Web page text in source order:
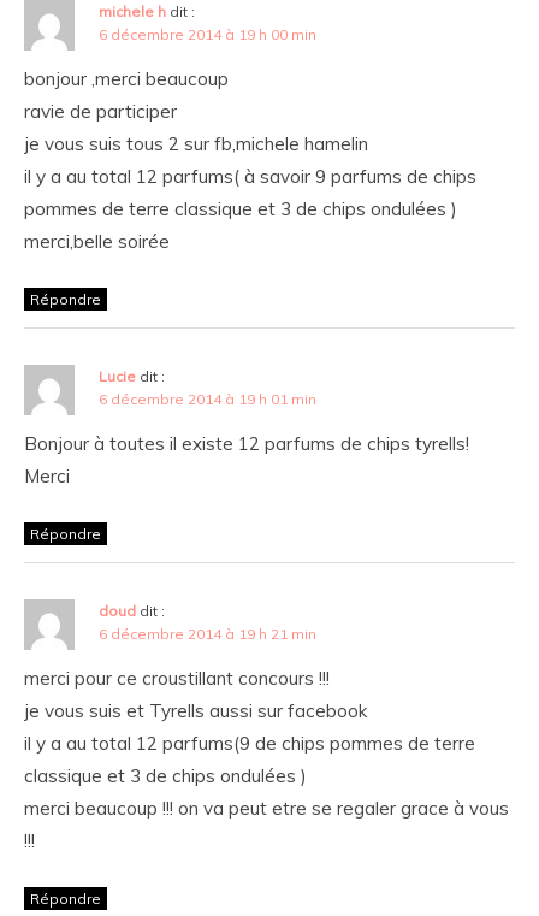
michele h dit :
6 décembre 2014 à 19 h 00 min
bonjour ,merci beaucoup
ravie de participer
je vous suis tous 2 sur fb,michele hamelin
il y a au total 12 parfums( à savoir 9 parfums de chips
pommes de terre classique et 3 de chips ondulées )
merci,belle soirée
Répondre
Lucie dit :
6 décembre 2014 à 19 h 01 min
Bonjour à toutes il existe 12 parfums de chips tyrells!
Merci
Répondre
doud dit :
6 décembre 2014 à 19 h 21 min
merci pour ce croustillant concours !!!
je vous suis et Tyrells aussi sur facebook
il y a au total 12 parfums(9 de chips pommes de terre
classique et 3 de chips ondulées )
merci beaucoup !!! on va peut etre se regaler grace à vous
!!!
Répondre